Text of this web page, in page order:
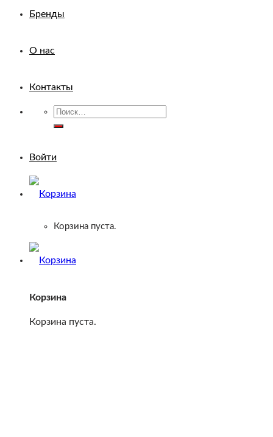
Бренды
О нас
Контакты
Искать:
Войти
Корзина пуста.
Корзина
Корзина пуста.